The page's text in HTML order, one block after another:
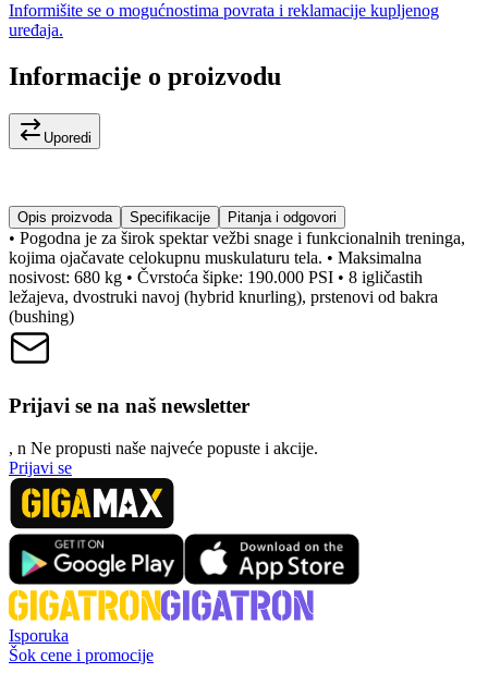
Informišite se o mogućnostima povrata i reklamacije kupljenog
uređaja.
Informacije o proizvodu
Uporedi
Opis proizvoda Specifikacije Pitanja i odgovori
• Pogodna je za širok spektar vežbi snage i funkcionalnih treninga,
kojima ojačavate celokupnu muskulaturu tela. • Maksimalna
nosivost: 680 kg • Čvrstoća šipke: 190.000 PSI • 8 igličastih
ležajeva, dvostruki navoj (hybrid knurling), prstenovi od bakra
(bushing)
Prijavi se na naš newsletter
, n Ne propusti naše najveće popuste i akcije.
Prijavi se
Isporuka
Šok cene i promocije